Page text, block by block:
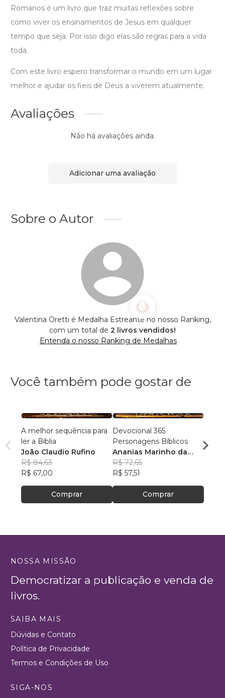
Romanos é um livro que traz muitas reflexões sobre
como viver os ensinamentos de Jesus em qualquer
tempo que seja. Por isso digo elas são regras para a vida
toda.
Com este livro espero transformar o mundo em um lugar
melhor e ajudar os fieis de Deus a viverem atualmente.
Avaliações
Não há avaliações ainda.
Adicionar uma avaliação
Sobre o Autor
Valentina Oretti é Medalha Estreante no nosso Ranking,
com um total de 2 livros vendidos!
Entenda o nosso Ranking de Medalhas
Você também pode gostar de
A melhor sequência para
ler a Bíblia
João Claudio Rufino
R$ 84,63
R$ 67,00
Comprar
Devocional 365
Personagens Bíblicos
Ananias Marinho da
Cruz
R$ 72,65
R$ 57,51
Comprar
R$
NOSSA MISSÃO
Democratizar a publicação e venda de
livros.
SAIBA MAIS
Dúvidas e Contato
Política de Privacidade
Termos e Condições de Uso
SIGA-NOS